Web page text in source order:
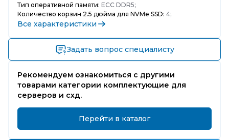
Тип оперативной памяти: ECC DDR5;
Количество корзин 2.5 дюйма для NVMe SSD: 4;
Все характеристики
Задать вопрос специалисту
Рекомендуем ознакомиться с другими
товарами категории комплектующие для
серверов и схд.
Перейти в каталог